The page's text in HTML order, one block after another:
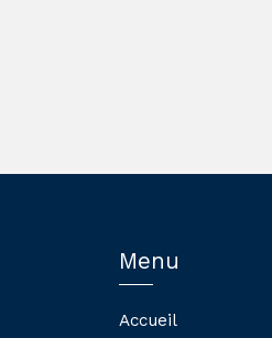
Menu
Accueil